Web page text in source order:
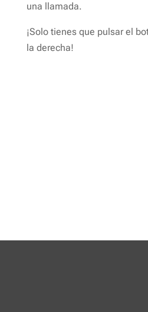
una llamada.
¡Solo tienes que pulsar el
la derecha!